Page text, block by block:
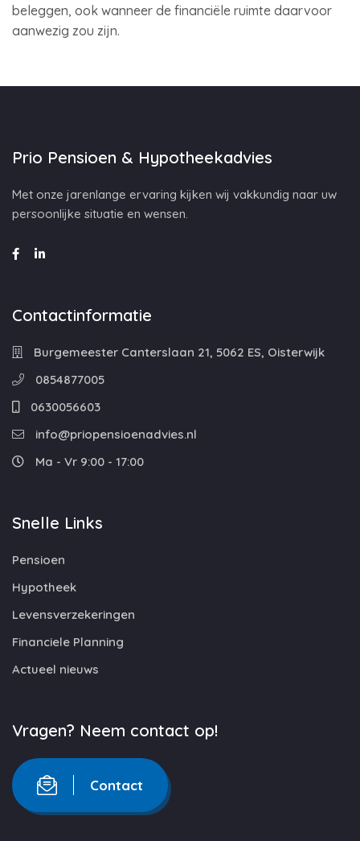
beleggen, ook wanneer de financiële ruimte daarvoor
aanwezig zou zijn.
Prio Pensioen & Hypotheekadvies
Met onze jarenlange ervaring kijken wij vakkundig naar uw
persoonlijke situatie en wensen.
Contactinformatie
Burgemeester Canterslaan 21, 5062 ES, Oisterwijk
0854877005
0630056603
info@priopensioenadvies.nl
Ma - Vr 9:00 - 17:00
Snelle Links
Pensioen
Hypotheek
Levensverzekeringen
Financiele Planning
Actueel nieuws
Vragen? Neem contact op!
Contact